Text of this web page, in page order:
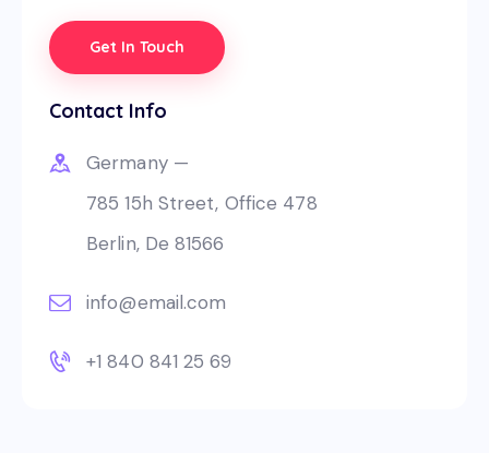
Contact Info
Germany —
785 15h Street, Office 478
Berlin, De 81566
info@email.com
+1 840 841 25 69